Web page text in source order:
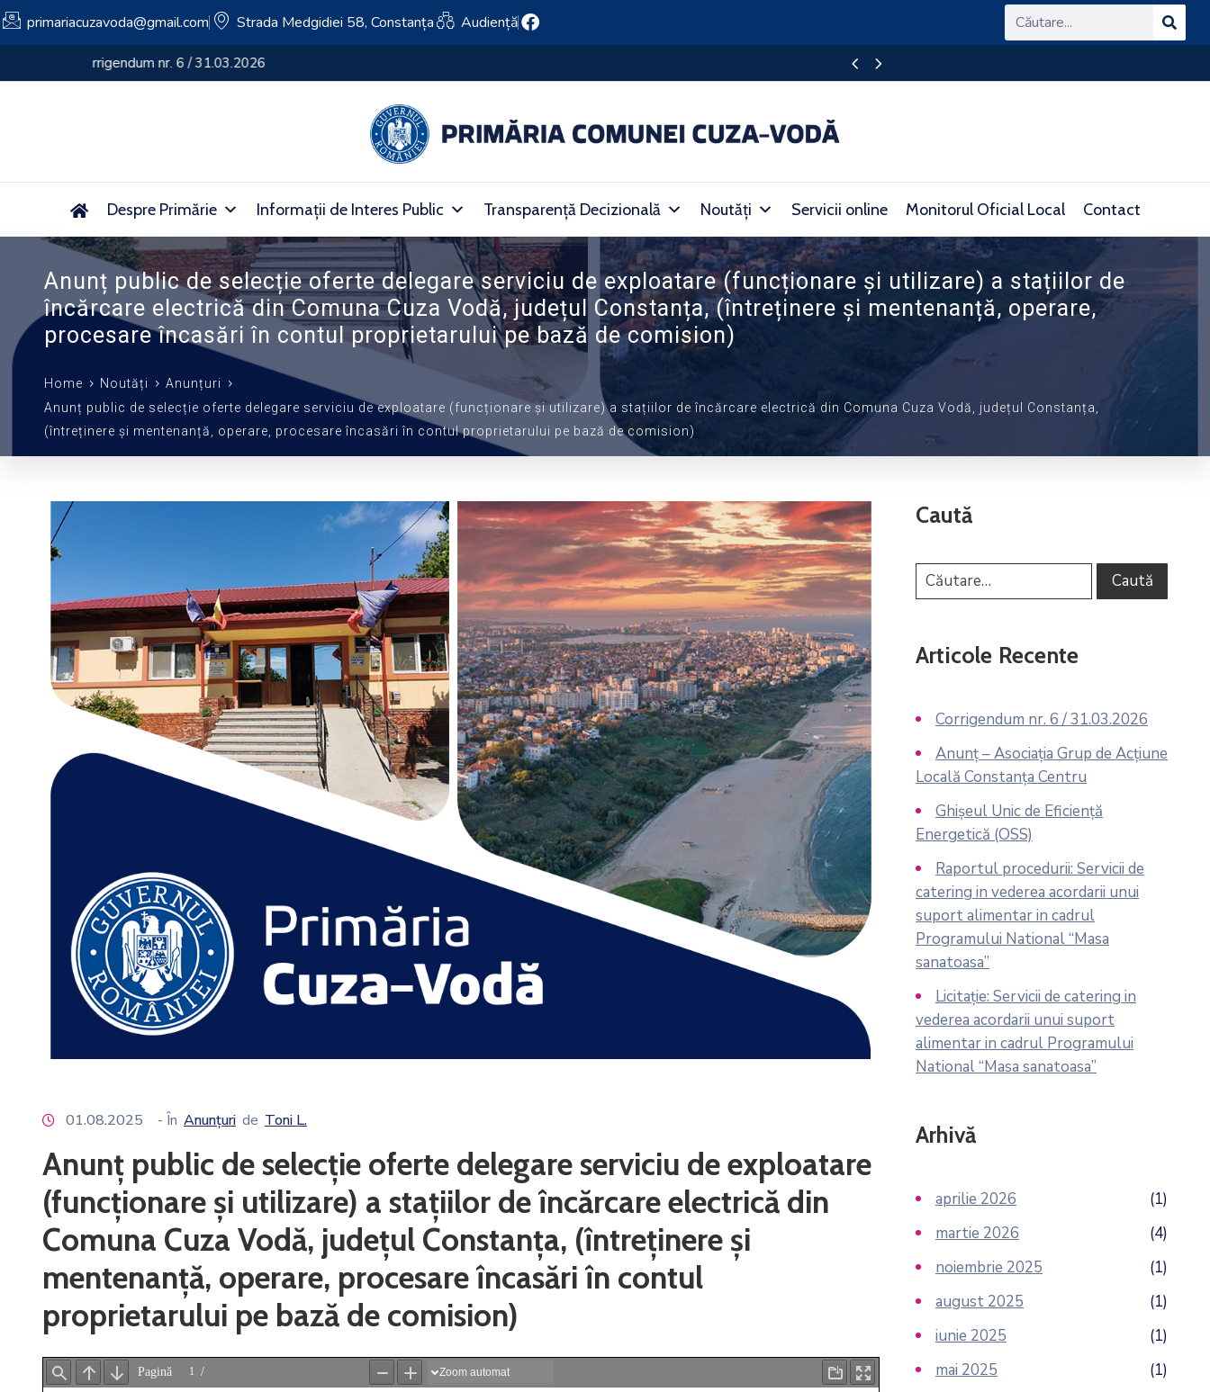
primariacuzavoda@gmail.com Strada Medgidiei 58, Constanța Audiență
Anunț – Asociația Grup de Acțiune Locală Constanța Centru
Despre Primărie Informații de Interes Public Transparență Decizională Noutăți Servicii online Monitorul Oficial Local Contact
Anunț public de selecție oferte delegare serviciu de exploatare (funcționare și utilizare) a stațiilor de
încărcare electrică din Comuna Cuza Vodă, județul Constanța, (întreținere și mentenanță, operare,
procesare încasări în contul proprietarului pe bază de comision)
Home Noutăți
Anunțuri
Anunț public de selecție oferte delegare serviciu de exploatare (funcționare și utilizare) a stațiilor de încărcare electrică din Comuna Cuza Vodă, județul Constanța,
(întreținere și mentenanță, operare, procesare încasări în contul proprietarului pe bază de comision)
01.08.2025 - În Anunțuri de Toni L.
Anunț public de selecție oferte delegare serviciu de exploatare
(funcționare și utilizare) a stațiilor de încărcare electrică din
Comuna Cuza Vodă, județul Constanța, (întreținere și
mentenanță, operare, procesare încasări în contul
proprietarului pe bază de comision)
Caută
Articole Recente
Corrigendum nr. 6 / 31.03.2026
Anunț – Asociația Grup de Acțiune
Locală Constanța Centru
Ghișeul Unic de Eficiență
Energetică (OSS)
Raportul procedurii: Servicii de
catering in vederea acordarii unui
suport alimentar in cadrul
Programului National “Masa
sanatoasa”
Licitație: Servicii de catering in
vederea acordarii unui suport
alimentar in cadrul Programului
National “Masa sanatoasa”
Arhivă
aprilie 2026
(1)
martie 2026
(4)
noiembrie 2025
(1)
august 2025
(1)
iunie 2025
(1)
mai 2025
(1)